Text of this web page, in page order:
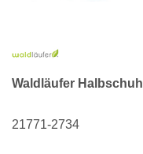
Waldläufer Halbschuh
21771-2734